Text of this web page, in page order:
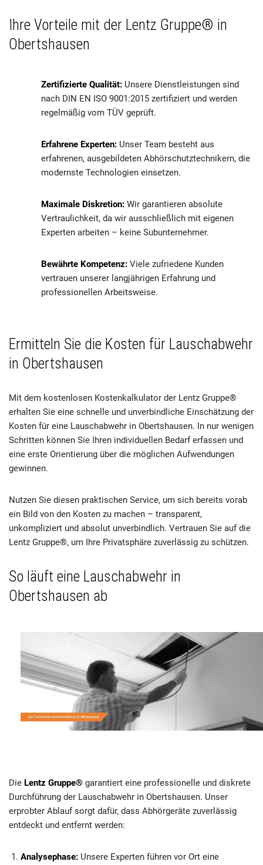
Ihre Vorteile mit der Lentz Gruppe® in
Obertshausen
Zertifizierte Qualität: Unsere Dienstleistungen sind
nach DIN EN ISO 9001:2015 zertifiziert und werden
regelmäßig vom TÜV geprüft.
Erfahrene Experten: Unser Team besteht aus
erfahrenen, ausgebildeten Abhörschutztechnikern, die
modernste Technologien einsetzen.
Maximale Diskretion: Wir garantieren absolute
Vertraulichkeit, da wir ausschließlich mit eigenen
Experten arbeiten – keine Subunternehmer.
Bewährte Kompetenz: Viele zufriedene Kunden
vertrauen unserer langjährigen Erfahrung und
professionellen Arbeitsweise.
Ermitteln Sie die Kosten für Lauschabwehr
in Obertshausen
Mit dem kostenlosen Kostenkalkulator der Lentz Gruppe®
erhalten Sie eine schnelle und unverbindliche Einschätzung der
Kosten für eine Lauschabwehr in Obertshausen. In nur wenigen
Schritten können Sie Ihren individuellen Bedarf erfassen und
eine erste Orientierung über die möglichen Aufwendungen
gewinnen.
Nutzen Sie diesen praktischen Service, um sich bereits vorab
ein Bild von den Kosten zu machen – transparent,
unkompliziert und absolut unverbindlich. Vertrauen Sie auf die
Lentz Gruppe®, um Ihre Privatsphäre zuverlässig zu schützen.
So läuft eine Lauschabwehr in
Obertshausen ab
Die Lentz Gruppe® garantiert eine professionelle und diskrete
Durchführung der Lauschabwehr in Obertshausen. Unser
erprobter Ablauf sorgt dafür, dass Abhörgeräte zuverlässig
entdeckt und entfernt werden:
Analysephase: Unsere Experten führen vor Ort eine